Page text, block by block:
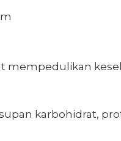
mempedulikan
karbohidrat,